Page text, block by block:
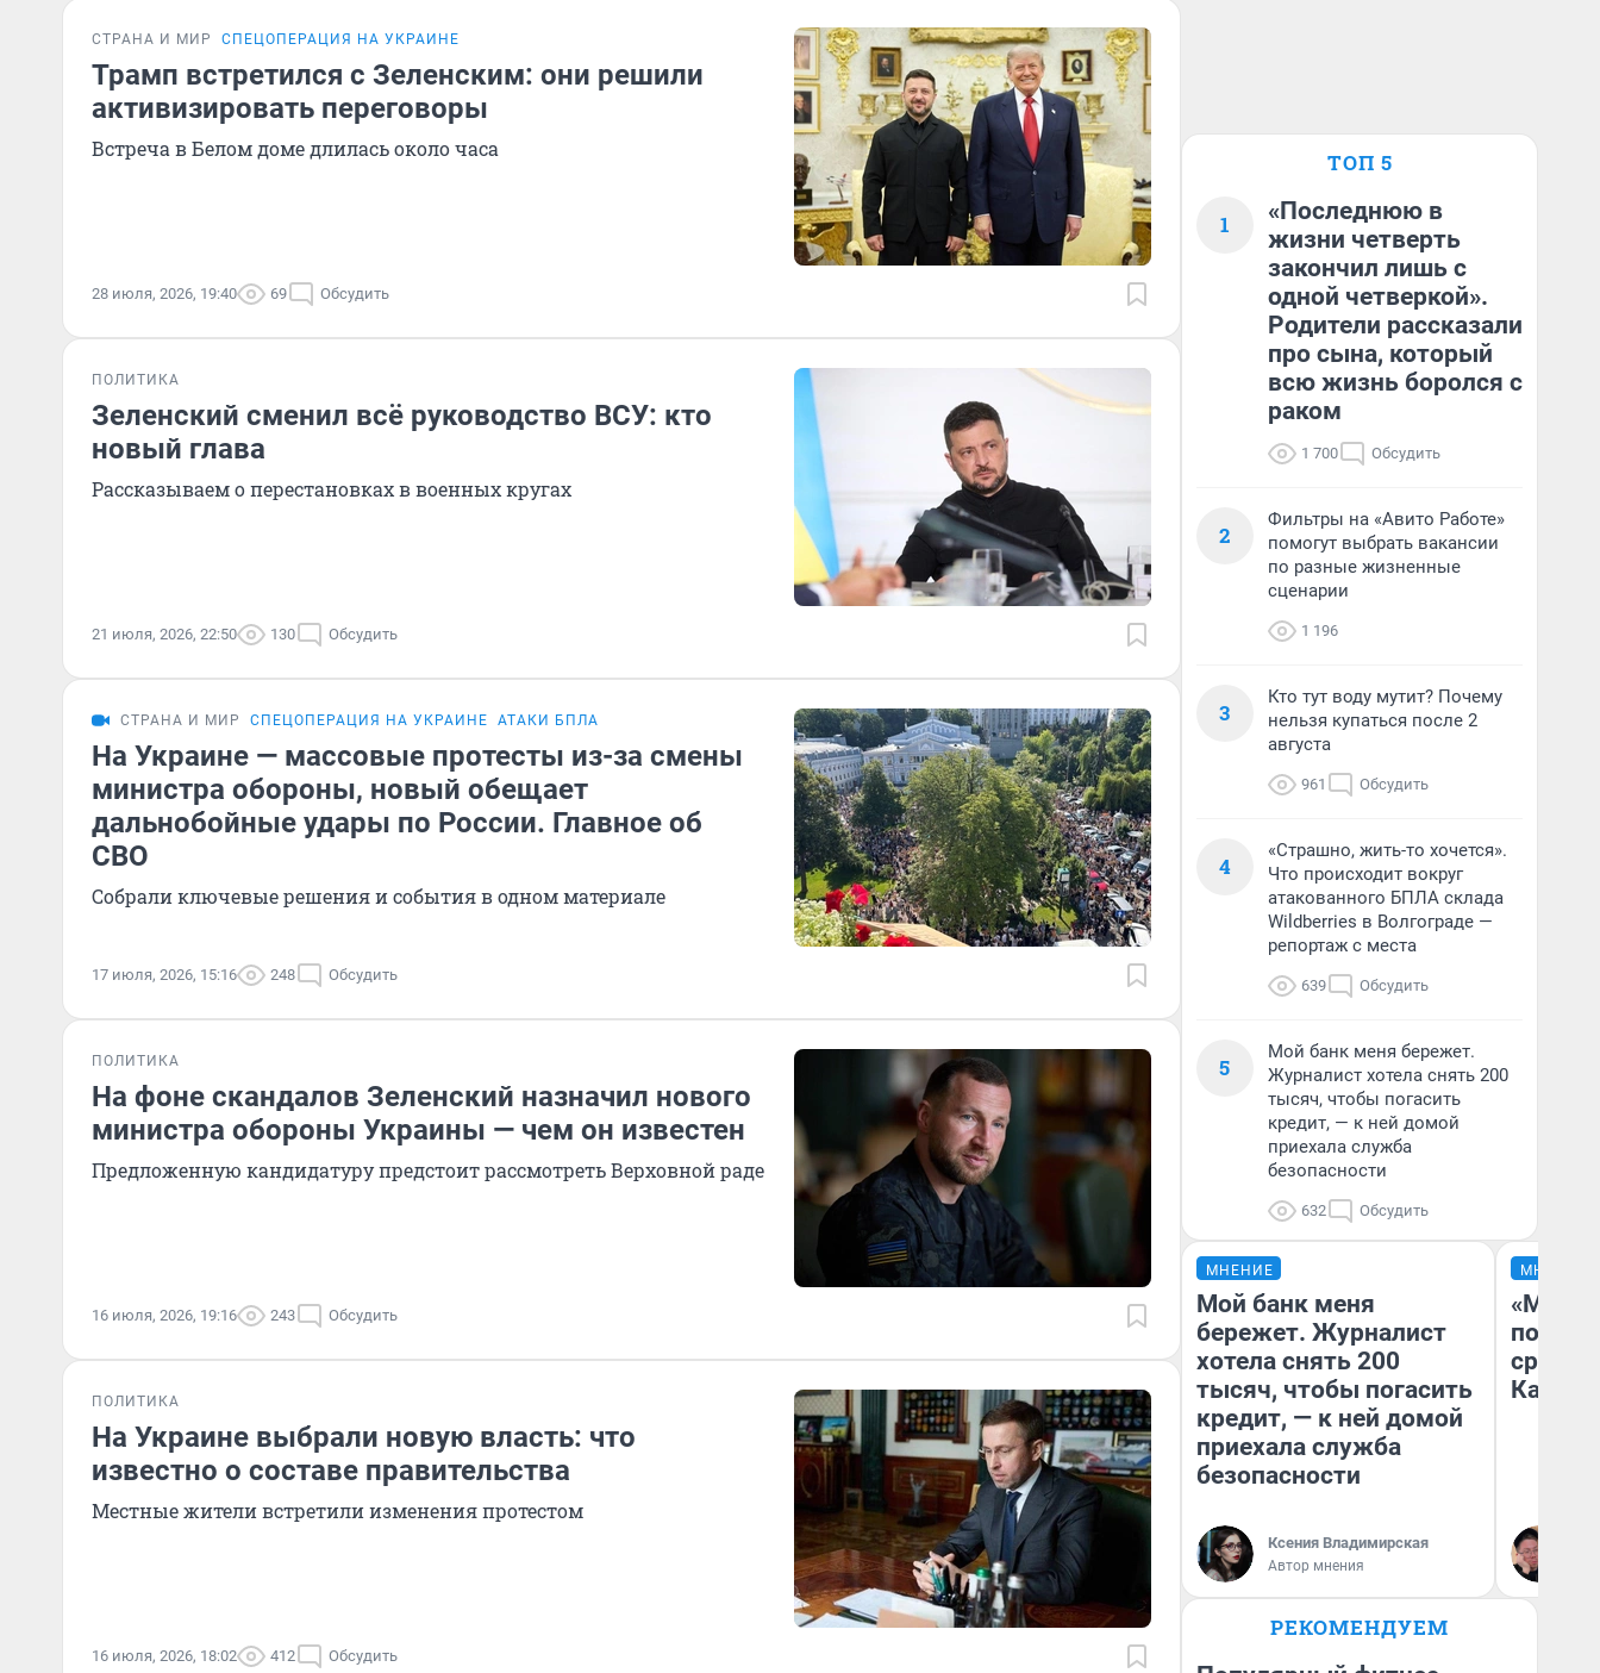
СТРАНА И МИР СПЕЦОПЕРАЦИЯ НА УКРАИНЕ
Трамп встретился с Зеленским: они решили
активизировать переговоры
Встреча в Белом доме длилась около часа
28 июля, 2026, 19:40 69 Обсудить
ПОЛИТИКА
Зеленский сменил всё руководство ВСУ: кто
новый глава
Рассказываем о перестановках в военных кругах
21 июля, 2026, 22:50 130 Обсудить
СТРАНА И МИР СПЕЦОПЕРАЦИЯ НА УКРАИНЕ АТАКИ БПЛА
На Украине — массовые протесты из-за смены
министра обороны, новый обещает
дальнобойные удары по России. Главное об
СВО
Собрали ключевые решения и события в одном материале
17 июля, 2026, 15:16 248 Обсудить
ПОЛИТИКА
На фоне скандалов Зеленский назначил нового
министра обороны Украины — чем он известен
Предложенную кандидатуру предстоит рассмотреть Верховной раде
16 июля, 2026, 19:16 243 Обсудить
ПОЛИТИКА
На Украине выбрали новую власть: что
известно о составе правительства
Местные жители встретили изменения протестом
16 июля, 2026, 18:02 412 Обсудить
ТОП 5
1
«Последнюю в
жизни четверть
закончил лишь с
одной четверкой».
Родители рассказали
про сына, который
всю жизнь боролся с
раком
1 700 Обсудить
2
Фильтры на «Авито Работе»
помогут выбрать вакансии
по разные жизненные
сценарии
1 196
3
Кто тут воду мутит? Почему
нельзя купаться после 2
августа
961 Обсудить
4
«Страшно, жить-то хочется».
Что происходит вокруг
атакованного БПЛА склада
Wildberries в Волгограде —
репортаж с места
639 Обсудить
5
Мой банк меня бережет.
Журналист хотела снять 200
тысяч, чтобы погасить
кредит, — к ней домой
приехала служба
безопасности
632 Обсудить
МНЕНИЕ
Мой банк меня
бережет. Журналист
хотела снять 200
тысяч, чтобы погасить
кредит, — к ней домой
приехала служба
безопасности
Ксения Владимирская
Автор мнения
МНЕНИЕ
РЕКОМЕНДУЕМ